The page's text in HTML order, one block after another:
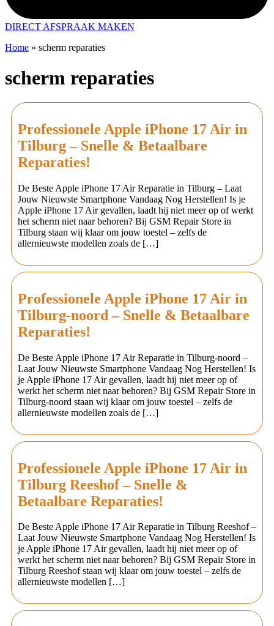
DIRECT AFSPRAAK MAKEN
Home » scherm reparaties
scherm reparaties
Professionele Apple iPhone 17 Air in
Tilburg – Snelle & Betaalbare
Reparaties!
De Beste Apple iPhone 17 Air Reparatie in Tilburg – Laat
Jouw Nieuwste Smartphone Vandaag Nog Herstellen! Is je
Apple iPhone 17 Air gevallen, laadt hij niet meer op of werkt
het scherm niet naar behoren? Bij GSM Repair Store in
Tilburg staan wij klaar om jouw toestel – zelfs de
allernieuwste modellen zoals de […]
Professionele Apple iPhone 17 Air in
Tilburg-noord – Snelle & Betaalbare
Reparaties!
De Beste Apple iPhone 17 Air Reparatie in Tilburg-noord –
Laat Jouw Nieuwste Smartphone Vandaag Nog Herstellen! Is
je Apple iPhone 17 Air gevallen, laadt hij niet meer op of
werkt het scherm niet naar behoren? Bij GSM Repair Store in
Tilburg-noord staan wij klaar om jouw toestel – zelfs de
allernieuwste modellen zoals de […]
Professionele Apple iPhone 17 Air in
Tilburg Reeshof – Snelle &
Betaalbare Reparaties!
De Beste Apple iPhone 17 Air Reparatie in Tilburg Reeshof –
Laat Jouw Nieuwste Smartphone Vandaag Nog Herstellen! Is
je Apple iPhone 17 Air gevallen, laadt hij niet meer op of
werkt het scherm niet naar behoren? Bij GSM Repair Store in
Tilburg Reeshof staan wij klaar om jouw toestel – zelfs de
allernieuwste modellen […]